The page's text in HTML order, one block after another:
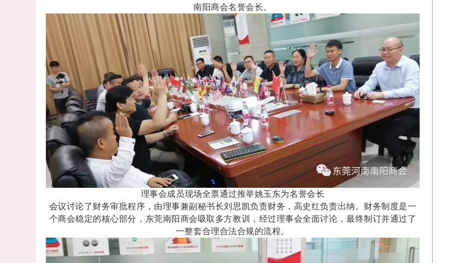
南阳商会名誉会长。
理事会成员现场全票通过推举姚玉东为名誉会长
会议讨论了财务审批程序，由理事兼副秘书长刘思凯负责财务，高史红负责出纳。财务制度是一
个商会稳定的核心部分，东莞南阳商会吸取多方教训，经过理事会全面讨论，最终制订并通过了
一整套合理合法合规的流程。